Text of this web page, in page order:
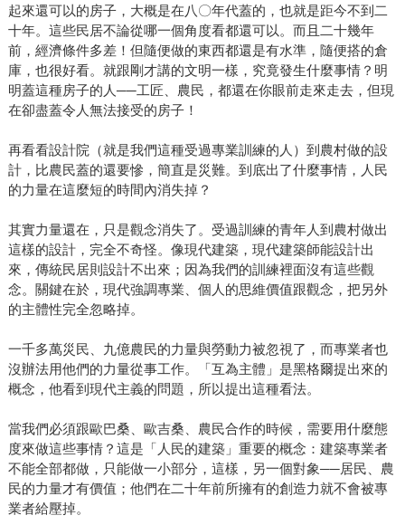
起來還可以的房子，大概是在八〇年代蓋的，也就是距今不到二
十年。這些民居不論從哪一個角度看都還可以。而且二十幾年
前，經濟條件多差！但隨便做的東西都還是有水準，隨便搭的倉
庫，也很好看。就跟剛才講的文明一樣，究竟發生什麼事情？明
明蓋這種房子的人──工匠、農民，都還在你眼前走來走去，但現
在卻盡蓋令人無法接受的房子！
再看看設計院（就是我們這種受過專業訓練的人）到農村做的設
計，比農民蓋的還要慘，簡直是災難。到底出了什麼事情，人民
的力量在這麼短的時間內消失掉？
其實力量還在，只是觀念消失了。受過訓練的青年人到農村做出
這樣的設計，完全不奇怪。像現代建築，現代建築師能設計出
來，傳統民居則設計不出來；因為我們的訓練裡面沒有這些觀
念。關鍵在於，現代強調專業、個人的思維價值跟觀念，把另外
的主體性完全忽略掉。
一千多萬災民、九億農民的力量與勞動力被忽視了，而專業者也
沒辦法用他們的力量從事工作。「互為主體」是黑格爾提出來的
概念，他看到現代主義的問題，所以提出這種看法。
當我們必須跟歐巴桑、歐吉桑、農民合作的時候，需要用什麼態
度來做這些事情？這是「人民的建築」重要的概念：建築專業者
不能全部都做，只能做一小部分，這樣，另一個對象──居民、農
民的力量才有價值；他們在二十年前所擁有的創造力就不會被專
業者給壓掉。